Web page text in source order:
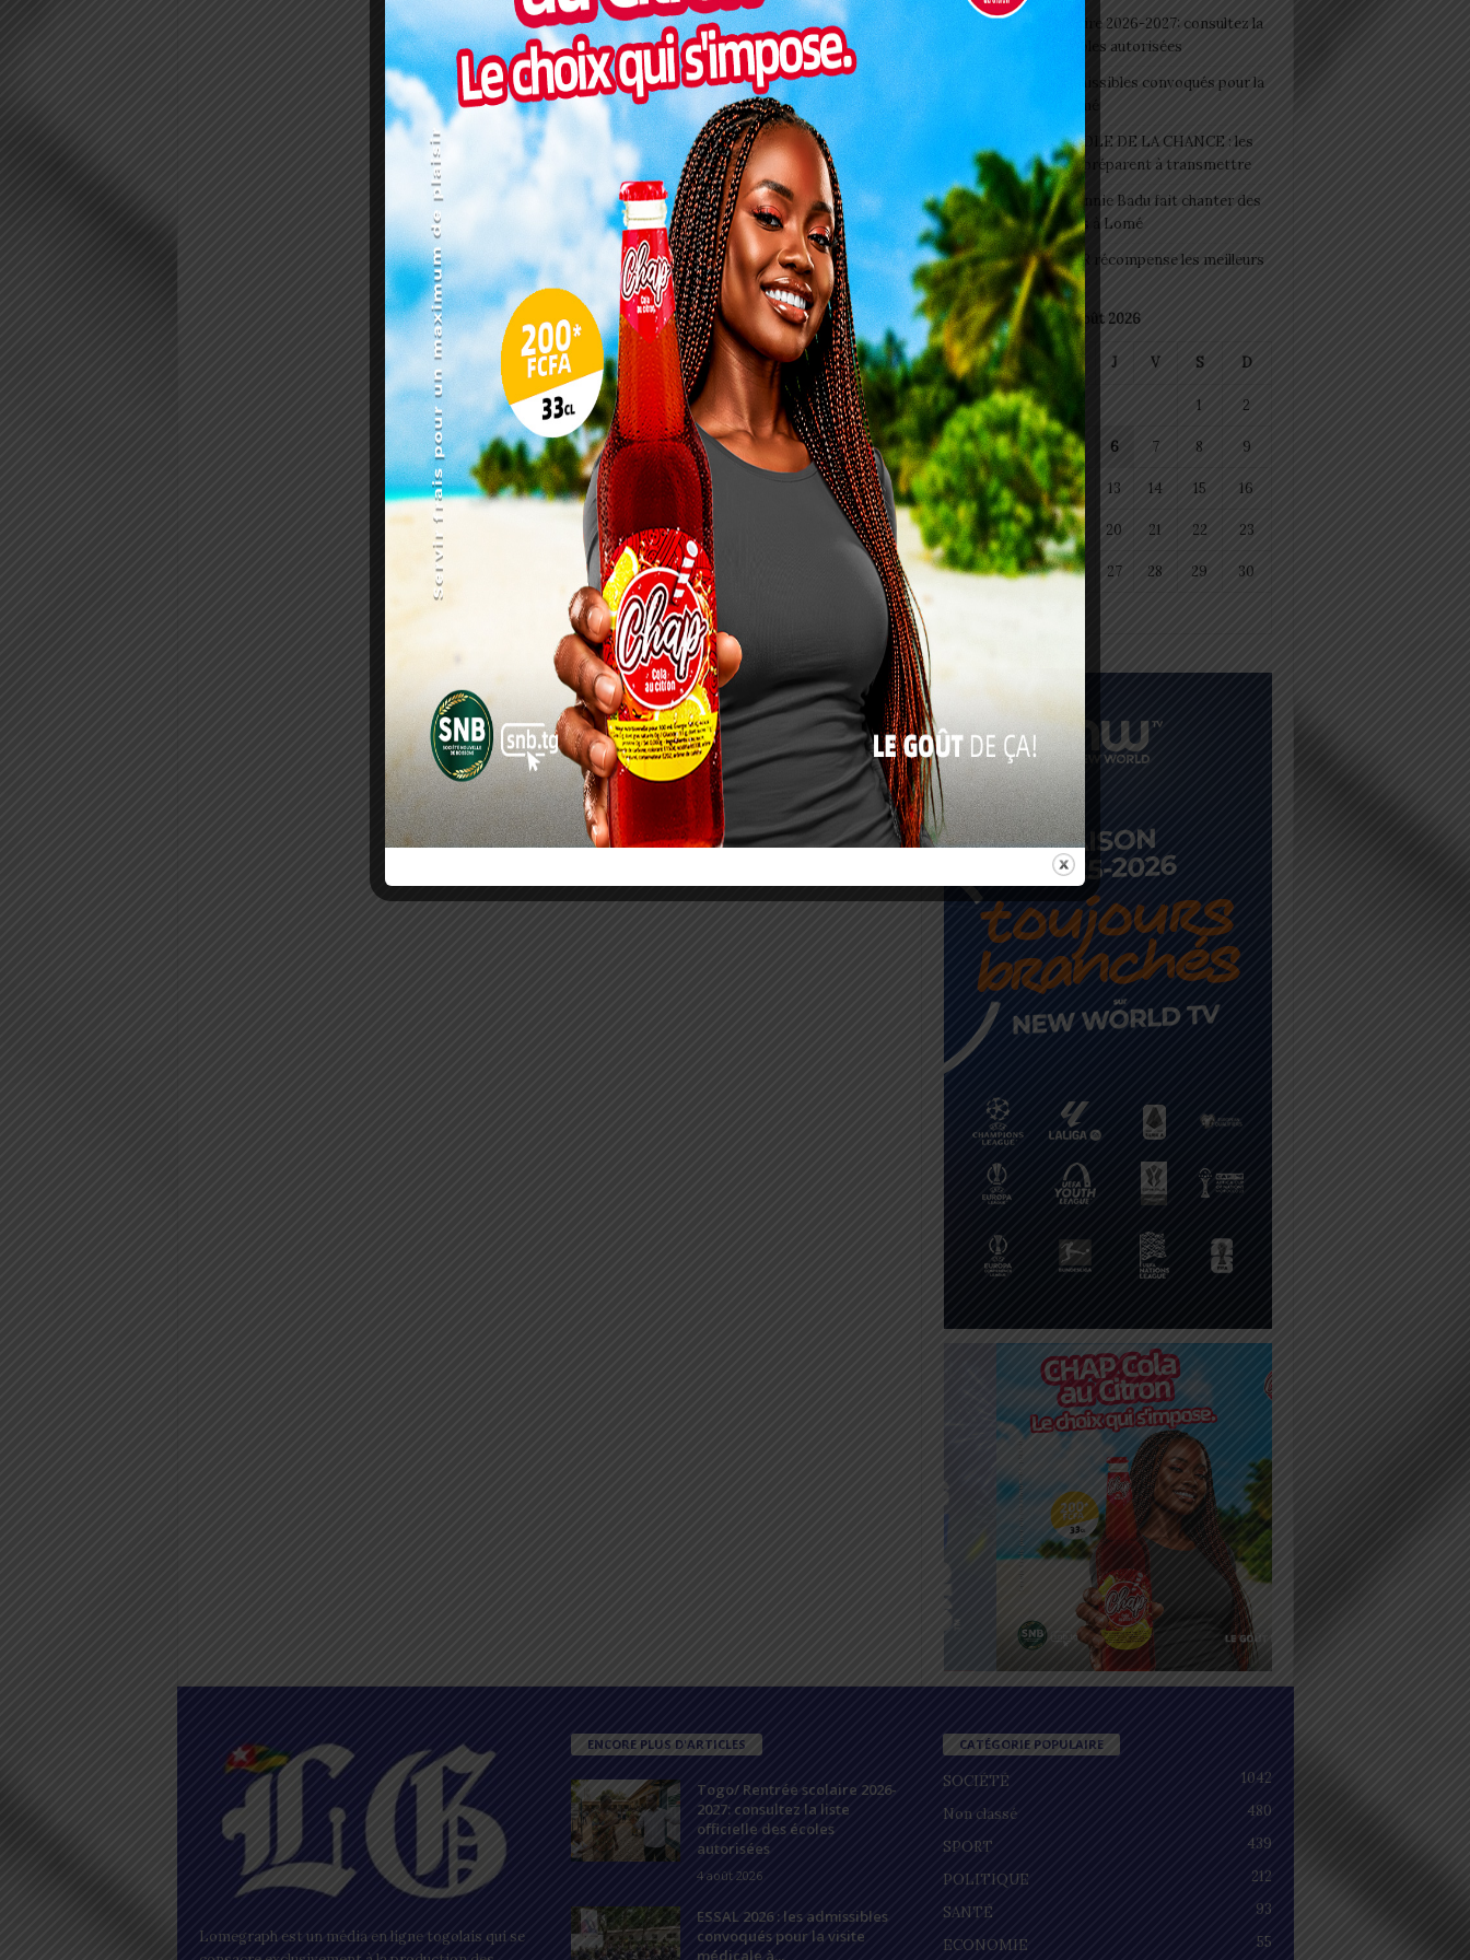
Togo/ Rentrée scolaire 2026-2027: consultez la
liste officielle des écoles autorisées
ESSAL 2026 : les admissibles convoqués pour la
SWEDD+ Togo / ECOLE DE LA CHANCE : les
maitres-artisans se préparent à transmettre
Glory Night 2026: Sonnie Badu fait chanter des
milliers de personnes à Lomé
Vogan : AGRI-ESPOIR récompense les meilleurs
talents
août 2026
L M M J V S D
1 2
3 4 5 6 7 8 9
10 11 12 13 14 15 16
17 18 19 20 21 22 23
24 25 26 27 28 29 30
Lomegraph est un média en ligne togolais qui se
ENCORE PLUS D'ARTICLES
Togo/ Rentrée scolaire 2026-
2027: consultez la liste
officielle des écoles
autorisées
4 août 2026
ESSAL 2026 : les admissibles
convoqués pour la visite
médicale à...
CATÉGORIE POPULAIRE
SOCIÉTÉ
1042
Non classé
480
SPORT
439
POLITIQUE
212
SANTÉ
93
ECONOMIE
55